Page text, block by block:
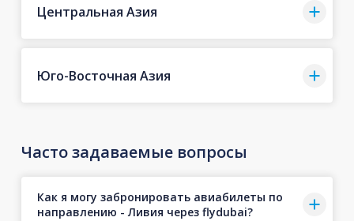
Центральная Азия
Юго-Восточная Азия
Часто задаваемые вопросы
Как я могу забронировать авиабилеты по
направлению - Ливия через flydubai?